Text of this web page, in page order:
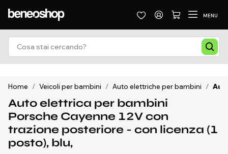
MENU
Home / Veicoli per bambini / Auto elettriche per bambini /
Auto elettrica per bambini
Porsche Cayenne 12V con
trazione posteriore - con licenza (1
posto), blu,